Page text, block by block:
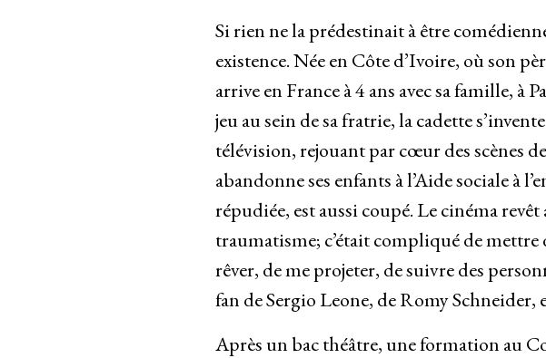
Si rien ne la prédestinait à être
existence. Née en Côte d’Ivoire, où son
arrive en France à 4 ans avec sa famille,
jeu au sein de sa fratrie, la cadette
télévision, rejouant par cœur des scènes
abandonne ses enfants à l’Aide sociale à
répudiée, est aussi coupé. Le cinéma
traumatisme; c’était compliqué de
rêver, de me projeter, de suivre des
fan de Sergio Leone, de Romy
Après un bac théâtre, une formation au